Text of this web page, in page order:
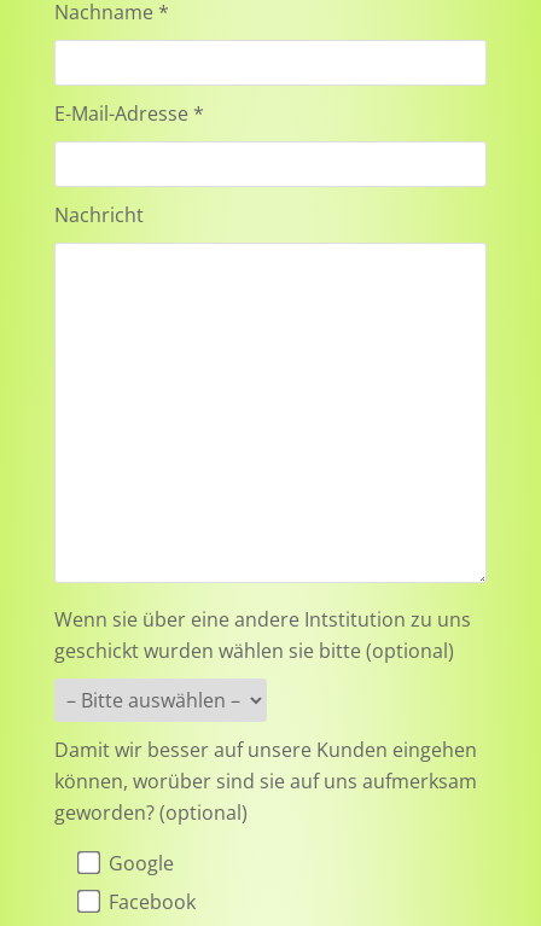
Nachname *
E-Mail-Adresse *
Nachricht
Wenn sie über eine andere Intstitution zu uns
geschickt wurden wählen sie bitte (optional)
Damit wir besser auf unsere Kunden eingehen
können, worüber sind sie auf uns aufmerksam
geworden? (optional)
Google
Facebook